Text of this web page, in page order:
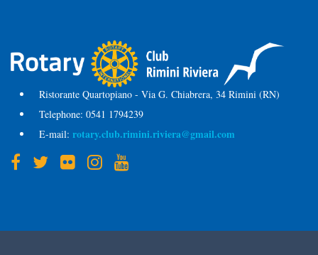
Ristorante Quartopiano - Via G. Chiabrera, 34 Rimini (RN)
Telephone: 0541 1794239
E-mail: rotary.club.rimini.riviera@gmail.com